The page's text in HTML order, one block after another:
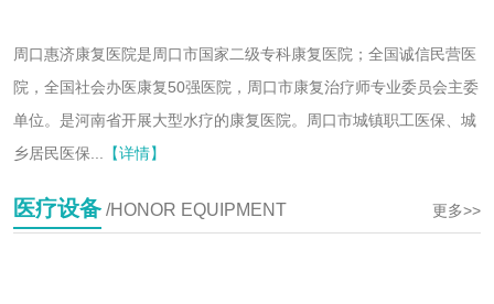
周口惠济康复医院是周口市国家二级专科康复医院；全国诚信民营医
院，全国社会办医康复50强医院，周口市康复治疗师专业委员会主委
单位。是河南省开展大型水疗的康复医院。周口市城镇职工医保、城
乡居民医保...
【详情】
医疗设备 /HONOR EQUIPMENT 更多>>